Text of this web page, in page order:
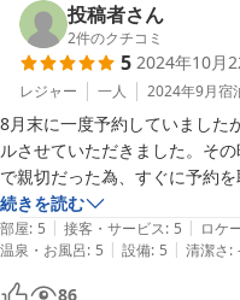
投稿者さん
2件のクチコミ
5 2024年10月
レジャー 一人 2024年9月宿
8月末に一度予約していました
ルさせていただきました。そ
で親切だった為、すぐに予約
が、年に一度は行きたいお宿で
道案内も送迎もしていただき
今回は朝食のみでしたが、大
お腹いっぱいになりました。
続きを読む
部屋: 5 | 接客・サービス: 5 | ロケ
温泉・お風呂: 5 | 設備: 5 | 清潔さ:
86